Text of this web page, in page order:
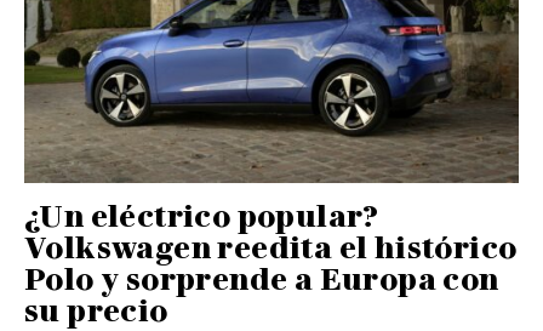
¿Un eléctrico popular?
Volkswagen reedita el histórico
Polo y sorprende a Europa con
su precio